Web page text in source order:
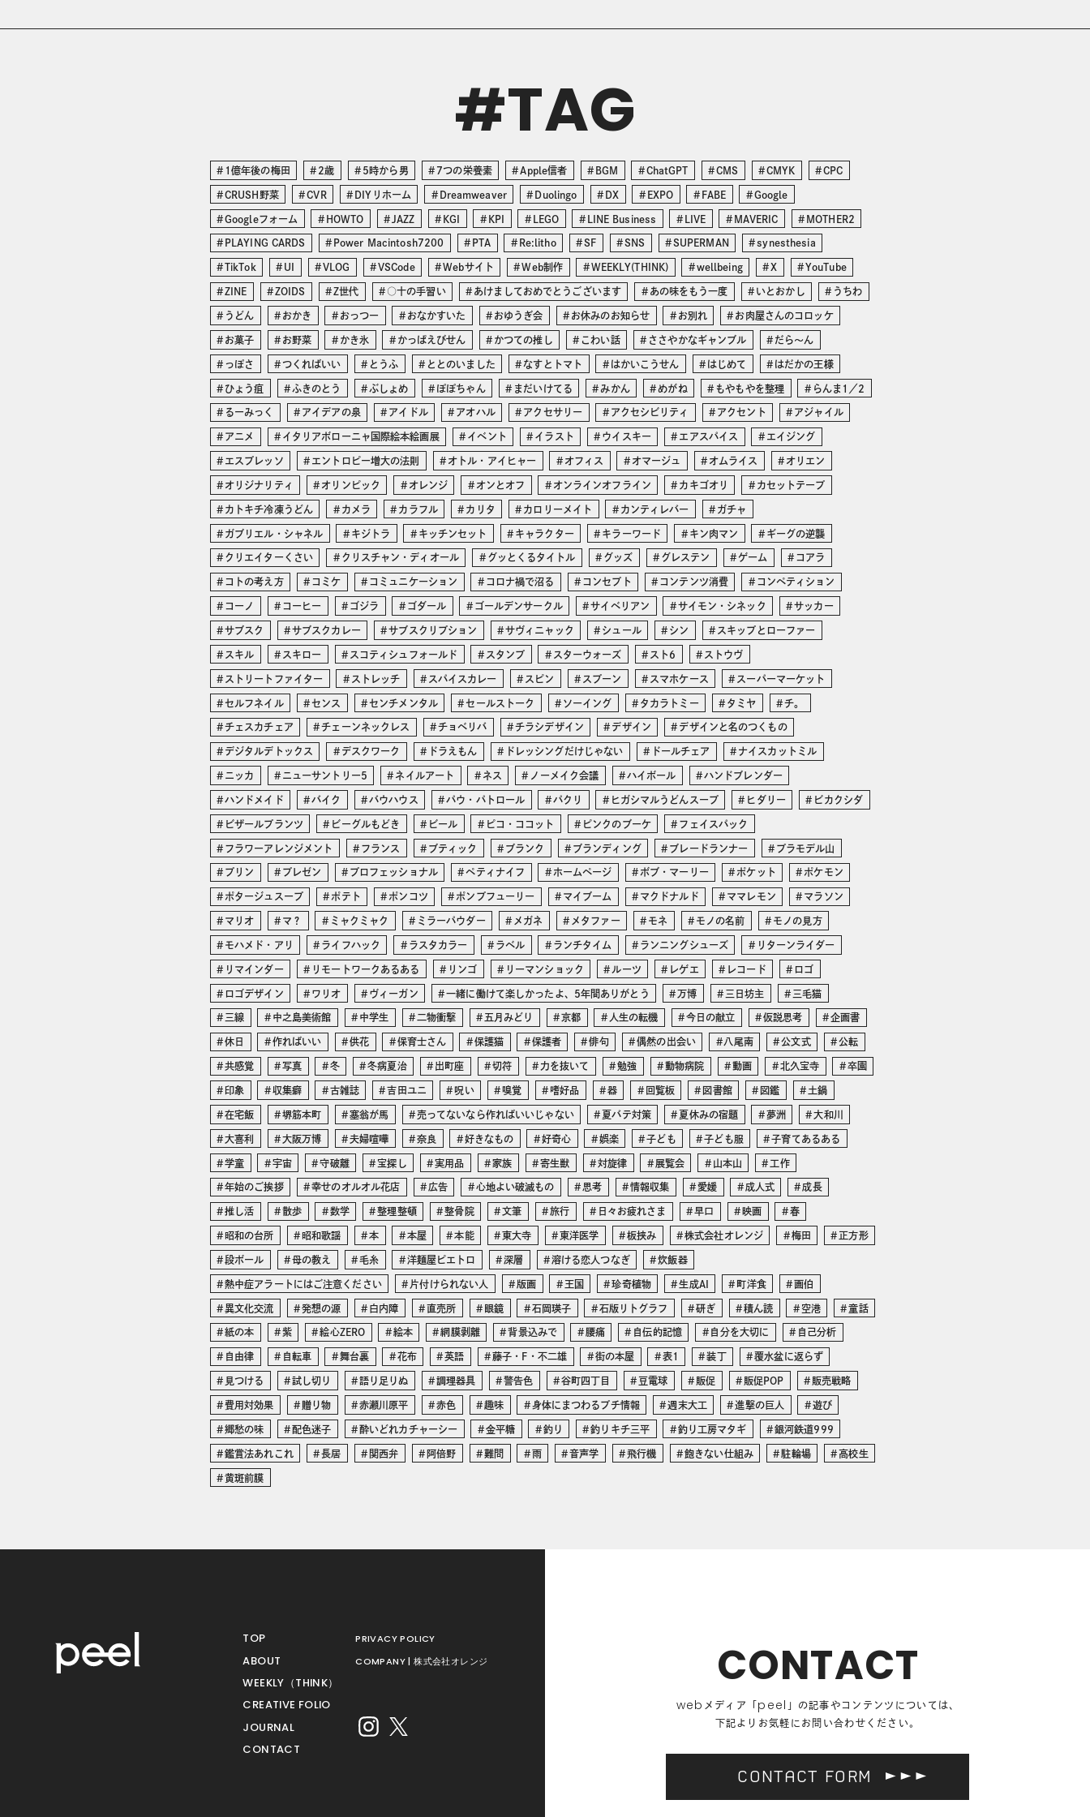
#TAG
1億年後の梅田 2歳 5時から男 7つの栄養素 Apple信者 BGM ChatGPT CMS CMYK CPC
CRUSH野菜 CVR DIYリホーム Dreamweaver Duolingo DX EXPO FABE Google
Googleフォーム HOWTO JAZZ KGI KPI LEGO LINE Business LIVE MAVERIC MOTHER2
PLAYING CARDS Power Macintosh7200 PTA Re:litho SF SNS SUPERMAN synesthesia
TikTok UI VLOG VSCode Webサイト Web制作 WEEKLY(THINK) wellbeing X YouTube
ZINE ZOIDS Z世代 ○十の手習い あけましておめでとうございます あの味をもう一度 いとおかし うちわ
うどん おかき おっつー おなかすいた おゆうぎ会 お休みのお知らせ お別れ お肉屋さんのコロッケ
お菓子 お野菜 かき氷 かっぱえびせん かつての推し こわい話 ささやかなギャンブル だら〜ん
っぽさ つくればいい とうふ ととのいました なすとトマト はかいこうせん はじめて はだかの王様
ひょう疽 ふきのとう ぶしょめ ぽぽちゃん まだいけてる みかん めがね もやもやを整理 らんま1／2
るーみっく アイデアの泉 アイドル アオハル アクセサリー アクセシビリティ アクセント アジャイル
アニメ イタリアボローニャ国際絵本絵画展 イベント イラスト ウイスキー エアスパイス エイジング
エスプレッソ エントロピー増大の法則 オトル・アイヒャー オフィス オマージュ オムライス オリエン
オリジナリティ オリンピック オレンジ オンとオフ オンラインオフライン カキゴオリ カセットテープ
カトキチ冷凍うどん カメラ カラフル カリタ カロリーメイト カンティレバー ガチャ
ガブリエル・シャネル キジトラ キッチンセット キャラクター キラーワード キン肉マン ギーグの逆襲
クリエイターくさい クリスチャン・ディオール グッとくるタイトル グッズ グレステン ゲーム コアラ
コトの考え方 コミケ コミュニケーション コロナ禍で沼る コンセプト コンテンツ消費 コンペティション
コーノ コーヒー ゴジラ ゴダール ゴールデンサークル サイベリアン サイモン・シネック サッカー
サブスク サブスクカレー サブスクリプション サヴィニャック シュール シン スキップとローファー
スキル スキロー スコティシュフォールド スタンプ スターウォーズ スト6 ストウヴ
ストリートファイター ストレッチ スパイスカレー スピン スプーン スマホケース スーパーマーケット
セルフネイル センス センチメンタル セールストーク ソーイング タカラトミー タミヤ チ。
チェスカチェア チェーンネックレス チョベリバ チラシデザイン デザイン デザインと名のつくもの
デジタルデトックス デスクワーク ドラえもん ドレッシングだけじゃない ドールチェア ナイスカットミル
ニッカ ニューサントリー5 ネイルアート ネス ノーメイク会議 ハイボール ハンドブレンダー
ハンドメイド バイク バウハウス パウ・パトロール パクリ ヒガシマルうどんスープ ヒダリー ビカクシダ
ビザールプランツ ビーグルもどき ビール ピコ・ココット ピンクのブーケ フェイスパック
フラワーアレンジメント フランス ブティック ブランク ブランディング ブレードランナー プラモデル山
プリン プレゼン プロフェッショナル ペティナイフ ホームページ ボブ・マーリー ポケット ポケモン
ポタージュスープ ポテト ポンコツ ポンプフューリー マイブーム マクドナルド ママレモン マラソン
マリオ マ？ ミャクミャク ミラーパウダー メガネ メタファー モネ モノの名前 モノの見方
モハメド・アリ ライフハック ラスタカラー ラベル ランチタイム ランニングシューズ リターンライダー
リマインダー リモートワークあるある リンゴ リーマンショック ルーツ レゲエ レコード ロゴ
ロゴデザイン ワリオ ヴィーガン 一緒に働けて楽しかったよ、5年間ありがとう 万博 三日坊主 三毛猫
三線 中之島美術館 中学生 二物衝撃 五月みどり 京都 人生の転機 今日の献立 仮説思考 企画書
休日 作ればいい 供花 保育士さん 保護猫 保護者 俳句 偶然の出会い 八尾南 公文式 公転
共感覚 写真 冬 冬病夏治 出町座 切符 力を抜いて 勉強 動物病院 動画 北久宝寺 卒園
印象 収集癖 古雑誌 吉田ユニ 呪い 嗅覚 嗜好品 器 回覧板 図書館 図鑑 土鍋
在宅飯 堺筋本町 塞翁が馬 売ってないなら作ればいいじゃない 夏バテ対策 夏休みの宿題 夢洲 大和川
大喜利 大阪万博 夫婦喧嘩 奈良 好きなもの 好奇心 娯楽 子ども 子ども服 子育てあるある
学童 宇宙 守破離 宝探し 実用品 家族 寄生獣 対旋律 展覧会 山本山 工作
年始のご挨拶 幸せのオルオル花店 広告 心地よい破滅もの 思考 情報収集 愛媛 成人式 成長
推し活 散歩 数学 整理整頓 整骨院 文筆 旅行 日々お疲れさま 早口 映画 春
昭和の台所 昭和歌謡 本 本屋 本能 東大寺 東洋医学 板挟み 株式会社オレンジ 梅田 正方形
段ボール 母の教え 毛糸 洋麺屋ピエトロ 深層 溶ける恋人つなぎ 炊飯器
熱中症アラートにはご注意ください 片付けられない人 版画 王国 珍奇植物 生成AI 町洋食 画伯
異文化交流 発想の源 白内障 直売所 眼鏡 石岡瑛子 石版リトグラフ 研ぎ 積ん読 空港 童話
紙の本 紫 絵心ZERO 絵本 網膜剥離 背景込みで 腰痛 自伝的記憶 自分を大切に 自己分析
自由律 自転車 舞台裏 花布 英語 藤子・F・不二雄 街の本屋 表1 装丁 覆水盆に返らず
見つける 試し切り 語り足りぬ 調理器具 警告色 谷町四丁目 豆電球 販促 販促POP 販売戦略
費用対効果 贈り物 赤瀬川原平 赤色 趣味 身体にまつわるプチ情報 週末大工 進撃の巨人 遊び
郷愁の味 配色迷子 酔いどれカチャーシー 金平糖 釣り 釣りキチ三平 釣り工房マタギ 銀河鉄道999
鑑賞法あれこれ 長居 関西弁 阿倍野 難問 雨 音声学 飛行機 飽きない仕組み 駐輪場 高校生
黄斑前膜
TOP
ABOUT
WEEKLY（THINK）
CREATIVE FOLIO
JOURNAL
CONTACT
PRIVACY POLICY
COMPANY | 株式会社オレンジ CONTACT
web メディア「 peel 」の記事や コンテンツについては、
下記よりお気軽にお問い合わせください。
CONTACT FORM